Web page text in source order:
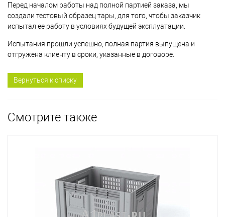
Перед началом работы над полной партией заказа, мы
создали тестовый образец тары, для того, чтобы заказчик
испытал ее работу в условиях будущей эксплуатации.
Испытания прошли успешно, полная партия выпущена и
отгружена клиенту в сроки, указанные в договоре.
Вернуться к списку
Смотрите также